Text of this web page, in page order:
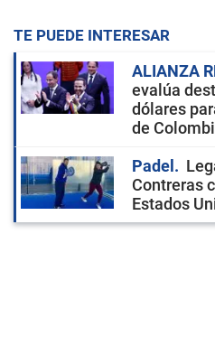
TE PUEDE INTERESAR
ALIANZA
evalúa
dólares
de
Padel
Contreras
Estados